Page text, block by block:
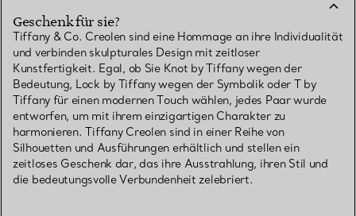
Geschenk für sie?
Tiffany & Co. Creolen sind eine Hommage an ihre Individualität
und verbinden skulpturales Design mit zeitloser
Kunstfertigkeit. Egal, ob Sie Knot by Tiffany wegen der
Bedeutung, Lock by Tiffany wegen der Symbolik oder T by
Tiffany für einen modernen Touch wählen, jedes Paar wurde
entworfen, um mit ihrem einzigartigen Charakter zu
harmonieren. Tiffany Creolen sind in einer Reihe von
Silhouetten und Ausführungen erhältlich und stellen ein
zeitloses Geschenk dar, das ihre Ausstrahlung, ihren Stil und
die bedeutungsvolle Verbundenheit zelebriert.